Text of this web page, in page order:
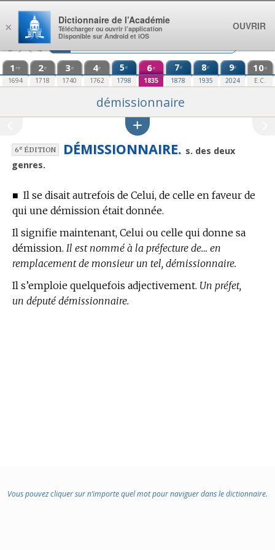
Aller au contenu
1 re
1694
2e
1718
3e
1740
4e
1762
5e
1798
6e
1835
7e
1878
8e
1935
9e
2024
10e
E.C.
démissionnaire
6eÉDITION DÉMISSIONNAIRE. s. des deux
genres.
■ Il se disait autrefois de Celui, de celle en faveur de
qui une démission était donnée.
Il signifie maintenant, Celui ou celle qui donne sa
démission. Il est nommé à la préfecture de… en
remplacement de monsieur un tel, démissionnaire.
Il s’emploie quelquefois adjectivement. Un préfet,
un député démissionnaire.
Vous pouvez cliquer sur n’importe quel mot pour naviguer dans le dictionnaire.
×
Dictionnaire de l’Académie
Télécharger ou ouvrir l’application
Disponible sur Android et iOS
OUVRIR